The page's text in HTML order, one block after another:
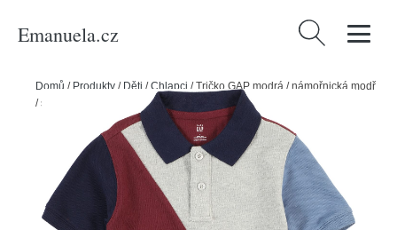
Emanuela.cz Vyhledávání
Domů / Produkty / Děti /Chlapci /Tričko GAP modrá / námořnická modř
/ šedá / burgundská červeň